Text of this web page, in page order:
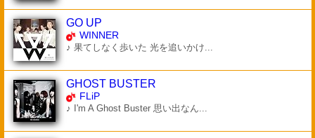
GO UP
WINNER
♪ 果てしなく歩いた 光を追いかけ...
GHOST BUSTER
FLiP
♪ I'm A Ghost Buster 思い出なん...